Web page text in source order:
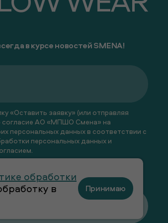
в курсе новостей SMENA!
«Оставить заявку» (или отправляя
согласие АО «МПШО Смена» на
персональных данных в соответствии с
персональных данных и
.
рассылок
обработки
в
Принимаю